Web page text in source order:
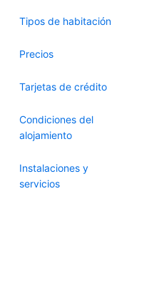
Tipos de habitación
Precios
Tarjetas de crédito
Condiciones del
alojamiento
Instalaciones y
servicios